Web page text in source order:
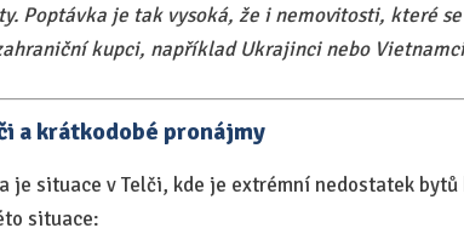
Poptávka je tak vysoká, že i nemovitosti, které
kupci, například Ukrajinci nebo
a krátkodobé pronájmy
je situace v Telči, kde je extrémní nedostatek bytů
situace: